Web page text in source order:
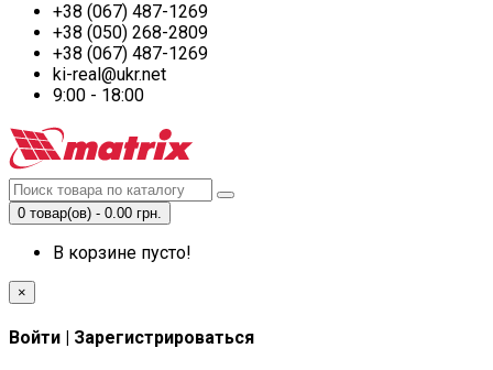
+38 (067) 487-1269
+38 (050) 268-2809
+38 (067) 487-1269
ki-real@ukr.net
9:00 - 18:00
0 товар(ов) - 0.00 грн.
В корзине пусто!
×
Войти | Зарегистрироваться